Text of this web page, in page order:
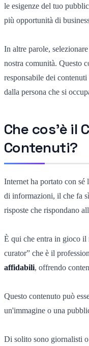
le esigenze del tuo
più opportunità di
In altre parole,
nostra comunità. Questo
responsabile dei
dalla persona che si
Che cos'è il
Contenuti?
Internet ha portato con
di informazioni, il che fa
risposte che rispondano
È qui che entra in gioco il
curator” che è il
affidabili, offrendo
Questo contenuto può
un'immagine o una
Di solito sono giornalisti